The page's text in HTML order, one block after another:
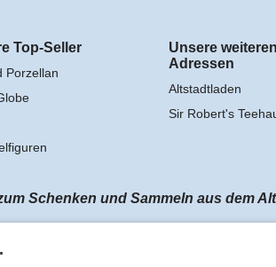
Top-Seller
Porzellan
Unsere
Adressen
Altstadtladen
Sir Robert's
Schenken und Sammeln aus dem